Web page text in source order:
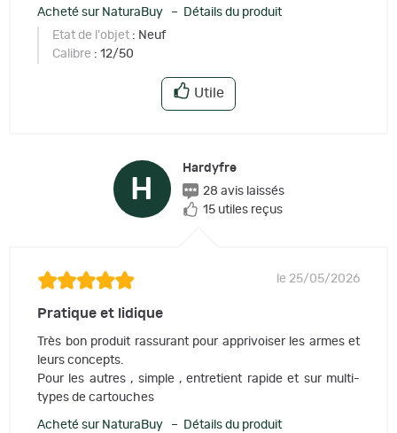
Acheté sur NaturaBuy – Détails du produit
Etat de l'objet : Neuf
Calibre : 12/50
Utile
H
Hardyfre
28 avis laissés
15 utiles reçus
le 25/05/2026
Pratique et lidique
Très bon produit rassurant pour apprivoiser les armes et
leurs concepts.
Pour les autres , simple , entretient rapide et sur multi-
types de cartouches
Acheté sur NaturaBuy – Détails du produit